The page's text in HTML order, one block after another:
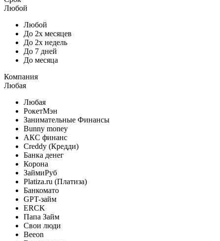
Любой
Любой
До 2х месяцев
До 2х недель
До 7 дней
До месяца
Компания
Любая
Любая
РокетМэн
Занимательные Финансы
Bunny money
АКС финанс
Creddy (Кредди)
Банка денег
Корона
ЗаймиРуб
Platiza.ru (Платиза)
Банкомато
GPT-займ
ERCK
Папа Займ
Свои люди
Beeon